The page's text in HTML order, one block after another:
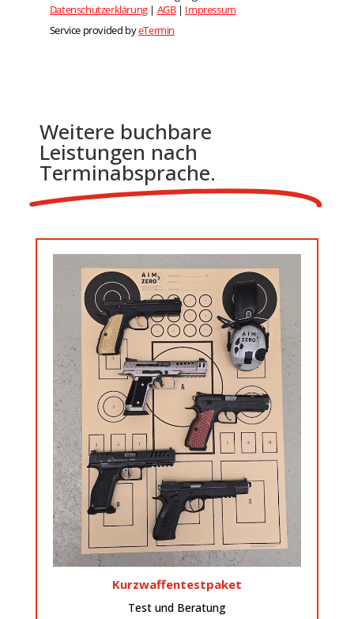
Weitere buchbare
Leistungen nach
Terminabsprache.
Kurzwaffentestpaket
Test und Beratung
Du bist Jäger oder Sportschütze und stehst vor
dem Kauf Deiner ersten Kurzwaffe? Teste 5
Kurzwaffen und finde Deine Wunschwaffe.
Interessiert?
Dann schaue Dir unser Paket an
Details